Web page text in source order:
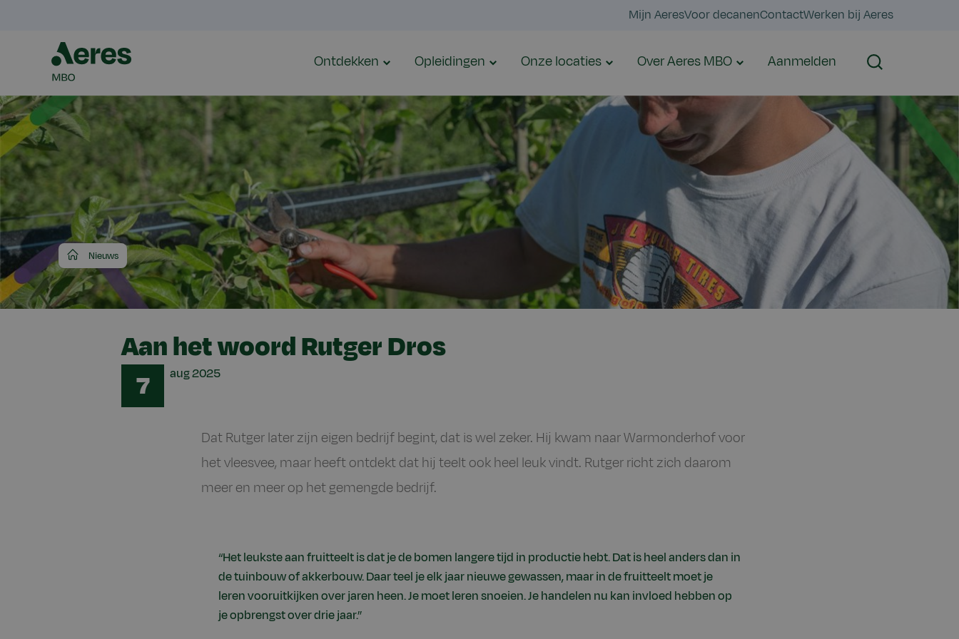
Mijn AeresVoor decanenContactWerken bij Aeres
Ontdekken Opleidingen Onze locaties Over Aeres MBO Aanmelden Zoeken
Aeres
MBO
Nieuws
Aan het woord Rutger Dros
7 aug2025
Dat Rutger later zijn eigen bedrijf begint, dat is wel zeker. Hij kwam naar Warmonderhof voor
het vleesvee, maar heeft ontdekt dat hij teelt ook heel leuk vindt. Rutger richt zich daarom
meer en meer op het gemengde bedrijf.
“Het leukste aan fruitteelt is dat je de bomen langere tijd in productie hebt. Dat is heel anders dan in
de tuinbouw of akkerbouw. Daar teel je elk jaar nieuwe gewassen, maar in de fruitteelt moet je
leren vooruitkijken over jaren heen. Je moet leren snoeien. Je handelen nu kan invloed hebben op
je opbrengst over drie jaar.”